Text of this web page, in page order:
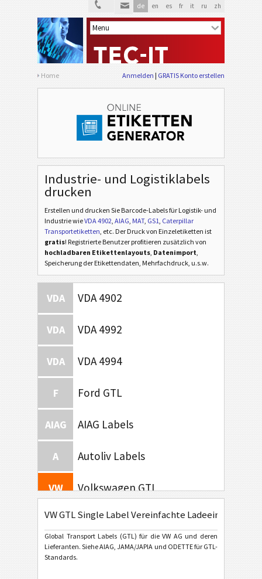
de en es fr it ru zh
Home Anmelden GRATIS Konto erstellen
Industrie- und Logistiklabels
drucken
Erstellen und drucken Sie Barcode-Labels für Logistik- und
IndustriewieVDA 4902, AIAG, MAT, GS1, Caterpillar
Transportetiketten, etc. Der Druck von Einzeletiketten ist
gratis! Registrierte Benutzer profitieren zusätzlich von
hochladbaren Etikettenlayouts, Datenimport,
Speicherung der Etikettendaten, Mehrfachdruck, u.s.w.
VDA VDA 4902
VDA VDA 4992
VDA VDA 4994
F Ford GTL
AIAG AIAG Labels
A Autoliv Labels
VW Volkswagen GTL
VW GTL Single Label Innere Verpackung
VW GTL Single Label Vereinfachte Ladeeinheit
VW GTL Master Label Homogeneous Load
VW GTL Single Label Vereinfachte Ladeeinheit
Global Transport Labels (GTL) für die VW AG und deren
Lieferanten. Siehe AIAG, JAMA/JAPIA und ODETTE für GTL-
Standards.